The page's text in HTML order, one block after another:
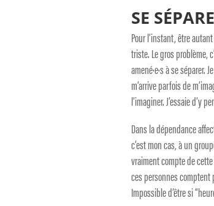
SE
Pour l’instant, être
triste. Le gros problème,
amené·e·s à se
m’arrive parfois de
l’imaginer. J’essaie d’y
Dans la dépendance
c’est mon cas, à un
vraiment compte de
ces personnes
Impossible d’être si